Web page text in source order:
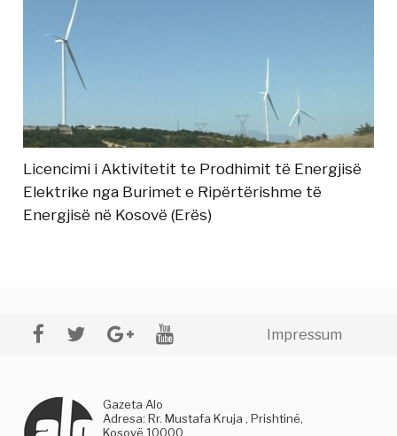
Licencimi i Aktivitetit te Prodhimit të Energjisë
Elektrike nga Burimet e Ripërtërishme të
Energjisë në Kosovë (Erës)
Impressum
Gazeta Alo
Adresa: Rr. Mustafa Kruja , Prishtinë,
Kosovë 10000